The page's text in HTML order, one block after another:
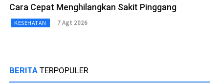
Cara Cepat Menghilangkan Sakit Pinggang
KESEHATAN 7 Agt 2026
BERITA TERPOPULER